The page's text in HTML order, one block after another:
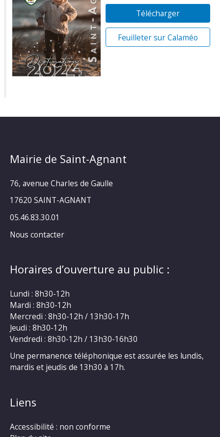
Télécharger
Feuilleter sur Calaméo
Mairie de Saint-Agnant
76, avenue Charles de Gaulle
17620 SAINT-AGNANT
05.46.83.30.01
Nous contacter
Horaires d’ouverture au public :
Lundi : 8h30-12h
Mardi : 8h30-12h
Mercredi : 8h30-12h / 13h30-17h
Jeudi : 8h30-12h
Vendredi : 8h30-12h / 13h30-16h30
Une permanence téléphonique est assurée les lundis,
mardis et jeudis de 13h30 à 17h.
Liens
Accessibilité : non conforme